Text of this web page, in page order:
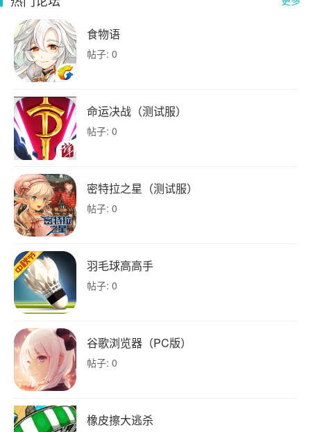
食物语
帖子: 0
命运决战（测试服）
帖子: 0
密特拉之星（测试服）
帖子: 0
羽毛球高高手
帖子: 0
谷歌浏览器（PC版）
帖子: 0
橡皮擦大逃杀